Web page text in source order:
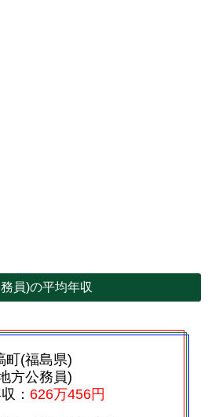
員)の平均年収
町(福島県)
方公務員)
： 626万456円